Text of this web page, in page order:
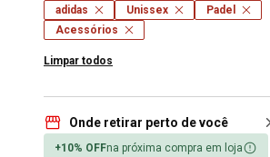
adidas Unissex
Padel
Acessórios
Limpar todos
Onde retirar perto de você
+10% OFFna próxima compra em loja